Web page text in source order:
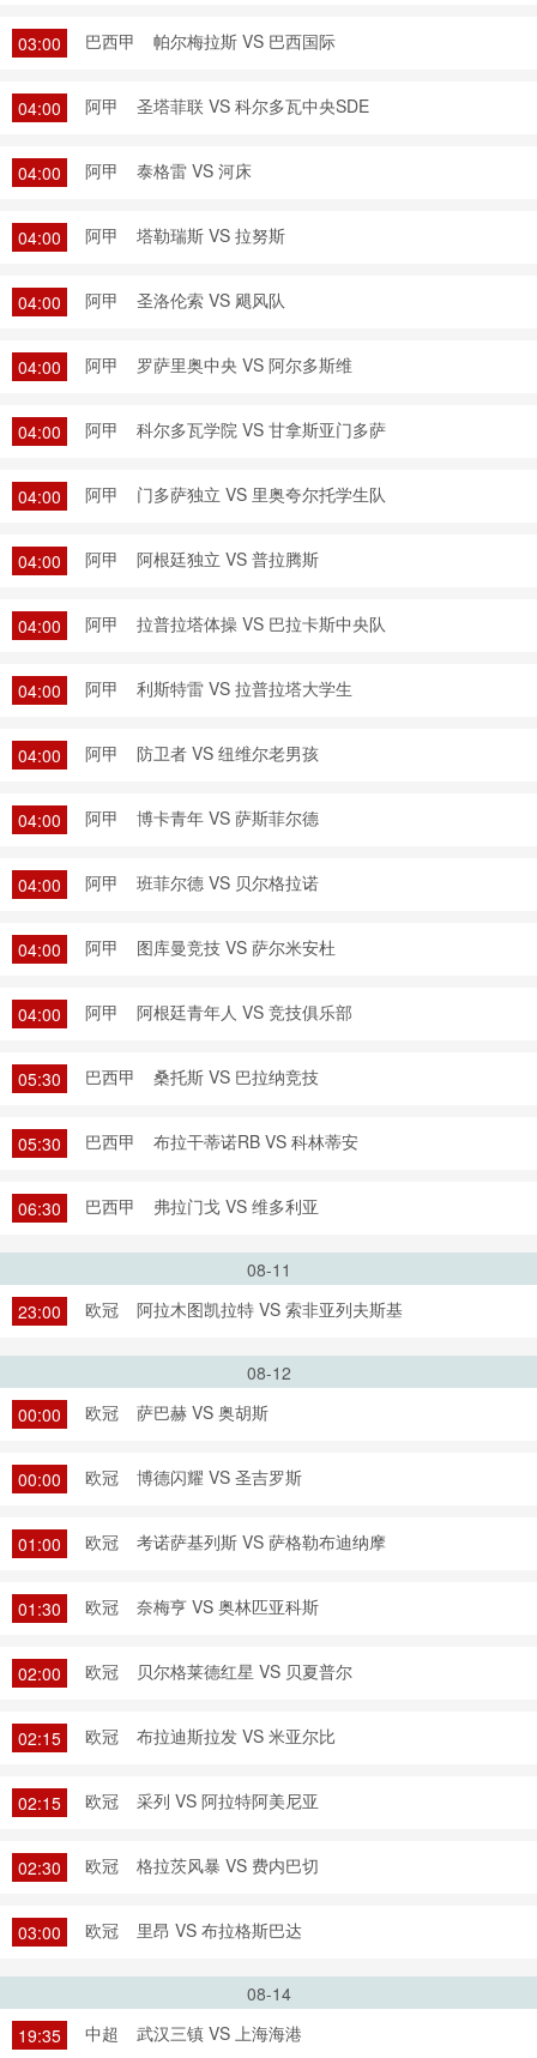
03:00 巴西甲 帕尔梅拉斯 VS 巴西国际
04:00 阿甲 圣塔菲联 VS 科尔多瓦中央SDE
04:00 阿甲 泰格雷 VS 河床
04:00 阿甲 塔勒瑞斯 VS 拉努斯
04:00 阿甲 圣洛伦索 VS 飓风队
04:00 阿甲 罗萨里奥中央 VS 阿尔多斯维
04:00 阿甲 科尔多瓦学院 VS 甘拿斯亚门多萨
04:00 阿甲 门多萨独立 VS 里奥夸尔托学生队
04:00 阿甲 阿根廷独立 VS 普拉腾斯
04:00 阿甲 拉普拉塔体操 VS 巴拉卡斯中央队
04:00 阿甲 利斯特雷 VS 拉普拉塔大学生
04:00 阿甲 防卫者 VS 纽维尔老男孩
04:00 阿甲 博卡青年 VS 萨斯菲尔德
04:00 阿甲 班菲尔德 VS 贝尔格拉诺
04:00 阿甲 图库曼竞技 VS 萨尔米安杜
04:00 阿甲 阿根廷青年人 VS 竞技俱乐部
05:30 巴西甲 桑托斯 VS 巴拉纳竞技
05:30 巴西甲 布拉干蒂诺RB VS 科林蒂安
06:30 巴西甲 弗拉门戈 VS 维多利亚
08-11
23:00
欧冠 阿拉木图凯拉特 VS 索非亚列夫斯基
08-12
00:00
欧冠 萨巴赫 VS 奥胡斯
00:00 欧冠 博德闪耀 VS 圣吉罗斯
01:00 欧冠 考诺萨基列斯 VS 萨格勒布迪纳摩
01:30 欧冠 奈梅亨 VS 奥林匹亚科斯
02:00 欧冠 贝尔格莱德红星 VS 贝夏普尔
02:15 欧冠 布拉迪斯拉发 VS 米亚尔比
02:15 欧冠 采列 VS 阿拉特阿美尼亚
02:30 欧冠 格拉茨风暴 VS 费内巴切
03:00 欧冠 里昂 VS 布拉格斯巴达
08-14
19:35
中超 武汉三镇 VS 上海海港